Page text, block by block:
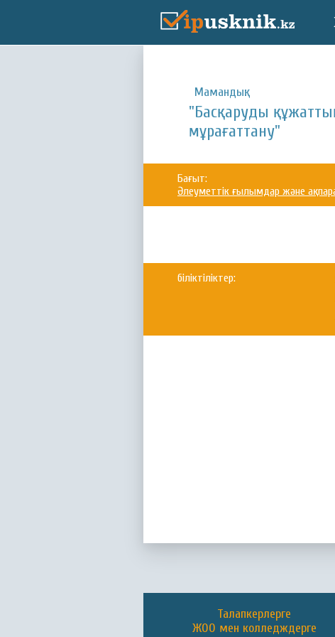
Мамандық:
"Басқаруды
мұрағаттану"
Бағыт:
Әлеуметтік ғылымдар және
біліктіліктер:
Талапкерлерге
ЖОО мен колледждерге